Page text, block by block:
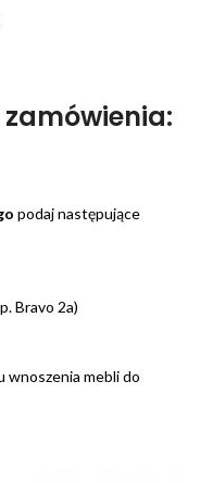
podaj następujące
Bravo 2a)
wnoszenia mebli do